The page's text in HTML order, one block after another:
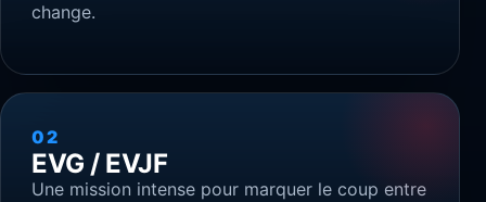
change.
02
EVG / EVJF
Une mission intense pour marquer le coup entre